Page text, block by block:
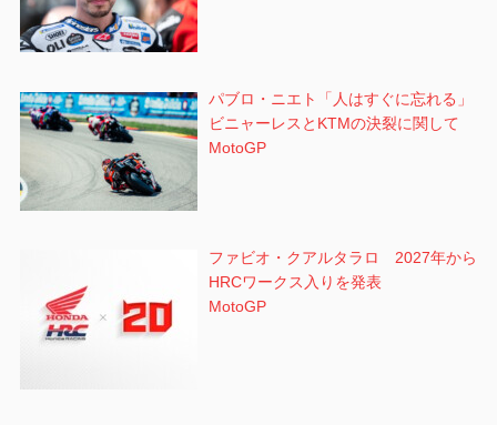
パブロ・ニエト「人はすぐに忘れる」
ビニャーレスとKTMの決裂に関して
MotoGP
ファビオ・クアルタラロ 2027年から
HRCワークス入りを発表
MotoGP